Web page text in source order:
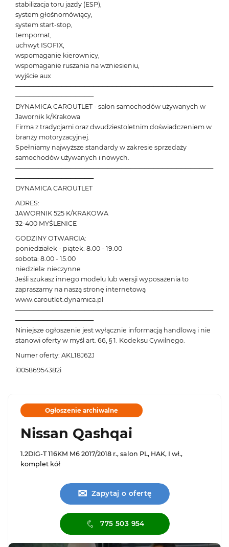
stabilizacja toru jazdy (ESP),
system głośnomówiący,
system start-stop,
tempomat,
uchwyt ISOFIX,
wspomaganie kierownicy,
wspomaganie ruszania na wzniesieniu,
wyjście aux
───────────────────────────────────────────
─────────────────
DYNAMICA CAROUTLET - salon samochodów używanych w
Jawornik k/Krakowa
Firma z tradycjami oraz dwudziestoletnim doświadczeniem w
branży motoryzacyjnej.
Spełniamy najwyższe standardy w zakresie sprzedaży
samochodów używanych i nowych.
───────────────────────────────────────────
─────────────────
DYNAMICA CAROUTLET
ADRES:
JAWORNIK 525 K/KRAKOWA
32-400 MYŚLENICE
GODZINY OTWARCIA:
poniedziałek - piątek: 8.00 - 19.00
sobota: 8.00 - 15.00
niedziela: nieczynne
Jeśli szukasz innego modelu lub wersji wyposażenia to
zapraszamy na naszą stronę internetową
www.caroutlet.dynamica.pl
───────────────────────────────────────────
─────────────────
Niniejsze ogłoszenie jest wyłącznie informacją handlową i nie
stanowi oferty w myśl art. 66, § 1. Kodeksu Cywilnego.
Numer oferty: AKL18J62J
i00586954382i
Ogłoszenie archiwalne
Nissan Qashqai
1.2DIG-T 116KM M6 2017/2018 r., salon PL, HAK, I wł.,
komplet kół
✉ Zapytaj o ofertę
775 503 954